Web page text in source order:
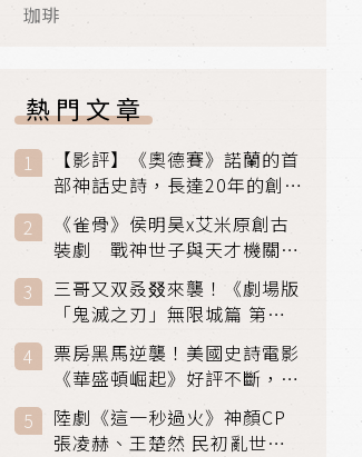
珈琲
熱門文章
【影評】《奧德賽》諾蘭的首
部神話史詩，長達20年的創傷
與贖罪之旅
《雀骨》侯明昊x艾米原創古
裝劇 戰神世子與天才機關師
聯手攻克身世之謎
三哥又双叒叕來襲！《劇場版
「鬼滅之刃」無限城篇 第一
章》 七月首登串流平台
票房黑馬逆襲！美國史詩電影
《華盛頓崛起》好評不斷，輾
壓《玩具總動員5》、《超少
女》
陸劇《這一秒過火》神顏CP
張凌赫、王楚然 民初亂世、